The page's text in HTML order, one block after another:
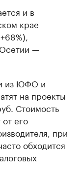
и в
крае
—
из ЮФО и
на проекты
Стоимость
его
при
обходится